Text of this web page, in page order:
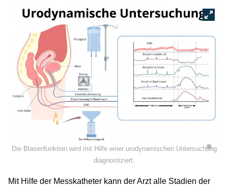
©
Die Blasenfunktion wird mit Hilfe einer urodynamischen Untersuchung
diagnostiziert.
Mit Hilfe der Messkatheter kann der Arzt alle Stadien der